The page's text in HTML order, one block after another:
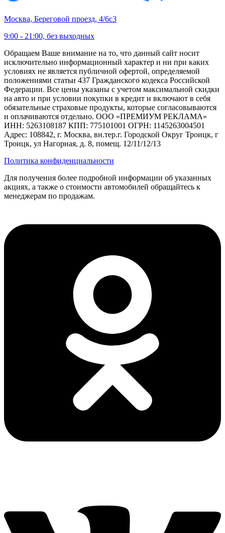
Москва, Береговой проезд, 4/6с3
9:00 - 21:00, без выходных
Обращаем Ваше внимание на то, что данный сайт носит
исключительно информационный характер и ни при каких
условиях не является публичной офертой, определяемой
положениями статьи 437 Гражданского кодекса Российской
Федерации. Все цены указаны с учетом максимальной скидки
на авто и при условии покупки в кредит и включают в себя
обязательные страховые продукты, которые согласовываются
и оплачиваются отдельно. ООО «ПРЕМИУМ РЕКЛАМА»
ИНН: 5263108187 КПП: 775101001 ОГРН: 1145263004501
Адрес: 108842, г. Москва, вн.тер.г. Городской Округ Троицк, г
Троицк, ул Нагорная, д. 8, помещ. 12/11/12/13
Политика конфиденциальности
Для получения более подробной информации об указанных
акциях, а также о стоимости автомобилей обращайтесь к
менеджерам по продажам.